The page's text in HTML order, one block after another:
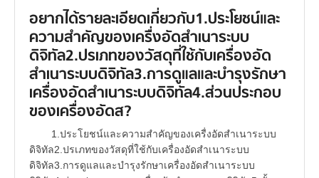
อยากได้รายละเอียดเกี่ยวกับ1.ประโยชน์และ
ความสำคัญของเครื่งอัดสำเนาระบบ
ดิจิทัล2.ปรเภทของวัสดุที่ใช้กับเครื่องอัด
สำเนาระบบดิจิทัล3.การดูแลและบำรุงรักษา
เครื่องอัดสำเนาระบบดิจิทัล4.ส่วนประกอบ
ของเครื่องอัดส?
1.ประโยชน์และความสำคัญของเครื่งอัดสำเนาระบบ
ดิจิทัล2.ปรเภทของวัสดุที่ใช้กับเครื่องอัดสำเนาระบบ
ดิจิทัล3.การดูแลและบำรุงรักษาเครื่องอัดสำเนาระบบ